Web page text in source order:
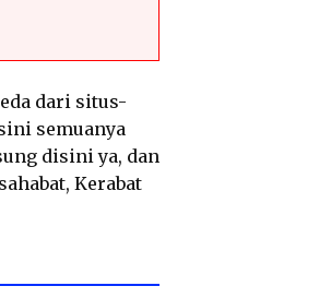
dari situs-
semuanya
disini ya, dan
Kerabat